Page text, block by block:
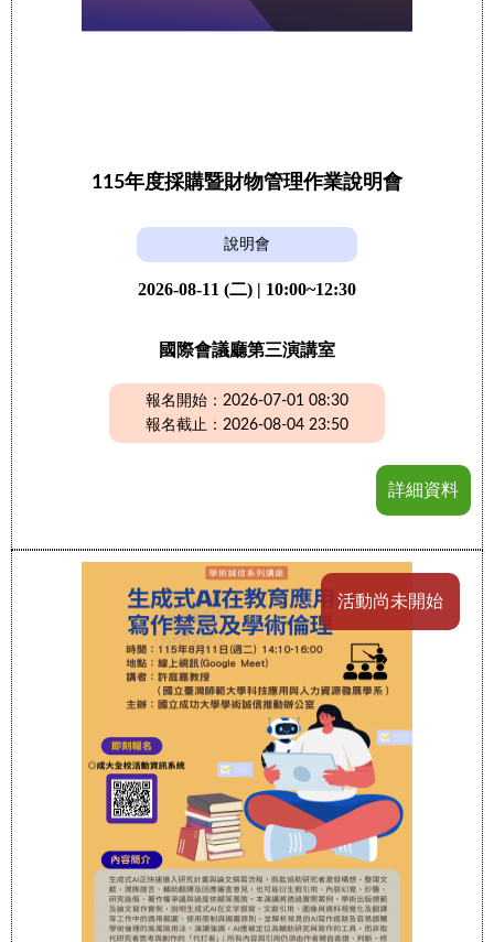
115年度採購暨財物管理作業說明會
說明會
2026-08-11 (二) | 10:00~12:30
國際會議廳第三演講室
報名開始：2026-07-01 08:30
報名截止：2026-08-04 23:50
詳細資料
活動尚未開始